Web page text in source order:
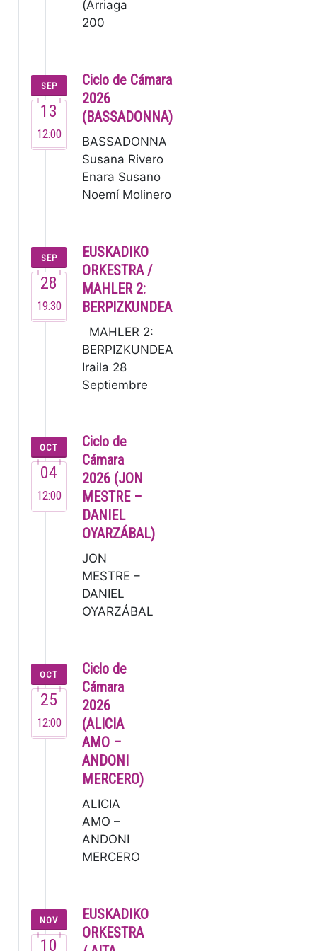
(Arriaga
200
Enigma,
fundado
en 1995,
es una de
las
orquestas
de
cámara
SEP
13
12:00
Ciclo de Cámara
2026
(BASSADONNA)
BASSADONNA
Susana Rivero
Enara Susano
Noemí Molinero
sino un
colectivo de
m…
SEP
28
19:30
EUSKADIKO
ORKESTRA /
MAHLER 2:
BERPIZKUNDEA
MAHLER 2:
BERPIZKUNDEA
Iraila 28
Septiembre
Sinfonia [80’]
Lucas Macías,
zuzendar…
OCT
04
12:00
Ciclo de
Cámara
2026 (JON
MESTRE –
DANIEL
OYARZÁBAL)
JON
MESTRE –
DANIEL
OYARZÁBAL
joven
pianista ya
dejó
muestra de
su talento
en su brev…
OCT
25
12:00
Ciclo de
Cámara
2026
(ALICIA
AMO –
ANDONI
MERCERO)
ALICIA
AMO –
ANDONI
MERCERO
Alicia
Amo, una
de las
NOV
10
EUSKADIKO
ORKESTRA